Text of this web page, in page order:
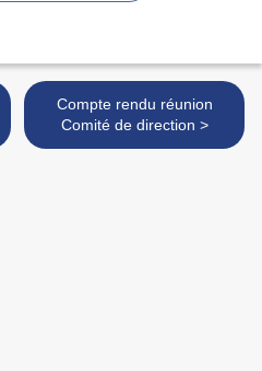
Compte rendu réunion
Comité de direction >